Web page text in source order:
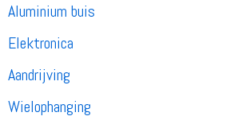
Aluminium buis
Elektronica
Aandrijving
Wielophanging